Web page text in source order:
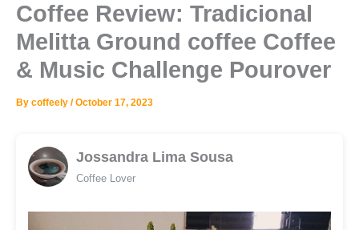
Coffee Review: Tradicional
Melitta Ground coffee Coffee
& Music Challenge Pourover
By coffeely /October 17, 2023
Jossandra Lima Sousa
Coffee Lover